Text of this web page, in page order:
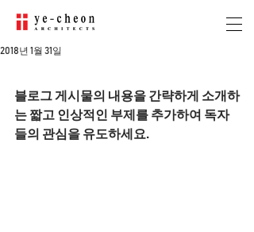
2018년 1월 31일
블로그 게시물의 내용을 간략하게 소개하
는 짧고 인상적인 부제를 추가하여 독자
들의 관심을 유도하세요.